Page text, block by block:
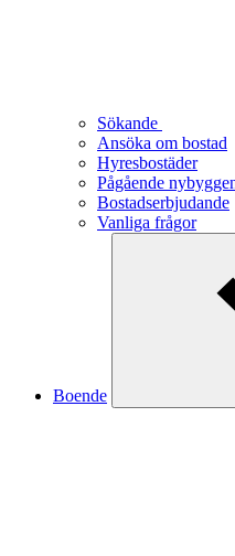
Sökande
Ansöka om bostad
Hyresbostäder
Pågående
Bostadserbjudande
Vanliga frågor
Boende